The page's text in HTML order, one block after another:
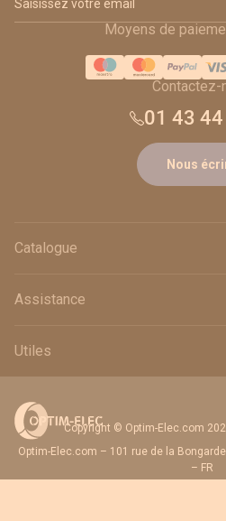
Moyens de
Contactez-
01 43
Nous
Catalogue
Assistance
Utiles
Copyright © Optim-Elec.com
Optim-Elec.com – 101 rue de la
– FR